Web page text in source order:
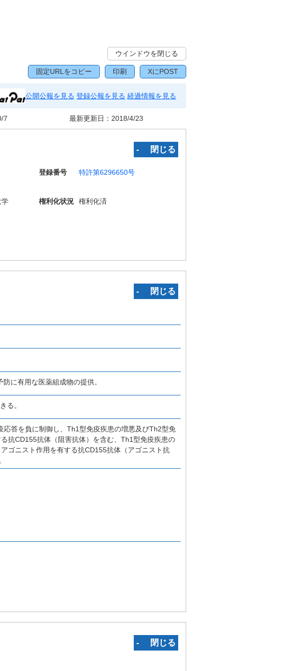
ウインドウを閉じる
固定URLをコピー 印刷 XにPOST
公開公報を見る 登録公報を見る 経過情報を見る
7 最新更新日： 2018/4/23
‐ 閉じる
登録番号
特許第6296650号
権利化状況
権利化済
‐ 閉じる
に有用な医薬組成物の提供。
る。
答を負に制御し、Th1型免疫疾患の増悪及びTh2型免
抗CD155抗体（阻害抗体）を含む、Th1型免疫疾患の
ゴニスト作用を有する抗CD155抗体（アゴニスト抗
‐ 閉じる